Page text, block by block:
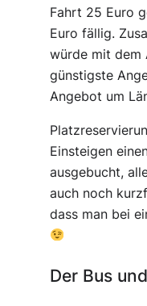
Fahrt 25 Euro
Euro fällig.
würde mit dem
günstigste
Angebot um
Einsteigen
ausgebucht,
auch noch
dass man bei
Der Bus